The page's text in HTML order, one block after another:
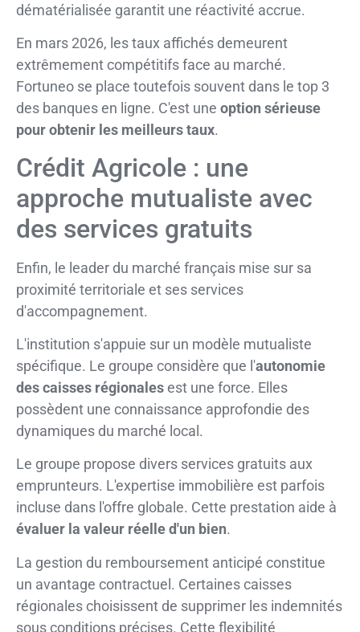
dématérialisée garantit une réactivité accrue.
En mars 2026, les taux affichés demeurent
extrêmement compétitifs face au marché.
Fortuneo se place toutefois souvent dans le top 3
des banques en ligne. C'est une option sérieuse
pour obtenir les meilleurs taux.
Crédit Agricole : une
approche mutualiste avec
des services gratuits
Enfin, le leader du marché français mise sur sa
proximité territoriale et ses services
d'accompagnement.
L'institution s'appuie sur un modèle mutualiste
spécifique. Le groupe considère que l'autonomie
des caisses régionalesest une force. Elles
possèdent une connaissance approfondie des
dynamiques du marché local.
Le groupe propose divers services gratuits aux
emprunteurs. L'expertise immobilière est parfois
incluse dans l'offre globale. Cette prestation aide à
évaluer la valeur réelle d'un bien.
La gestion du remboursement anticipé constitue
un avantage contractuel. Certaines caisses
régionales choisissent de supprimer les indemnités
sous conditions précises. Cette flexibilité